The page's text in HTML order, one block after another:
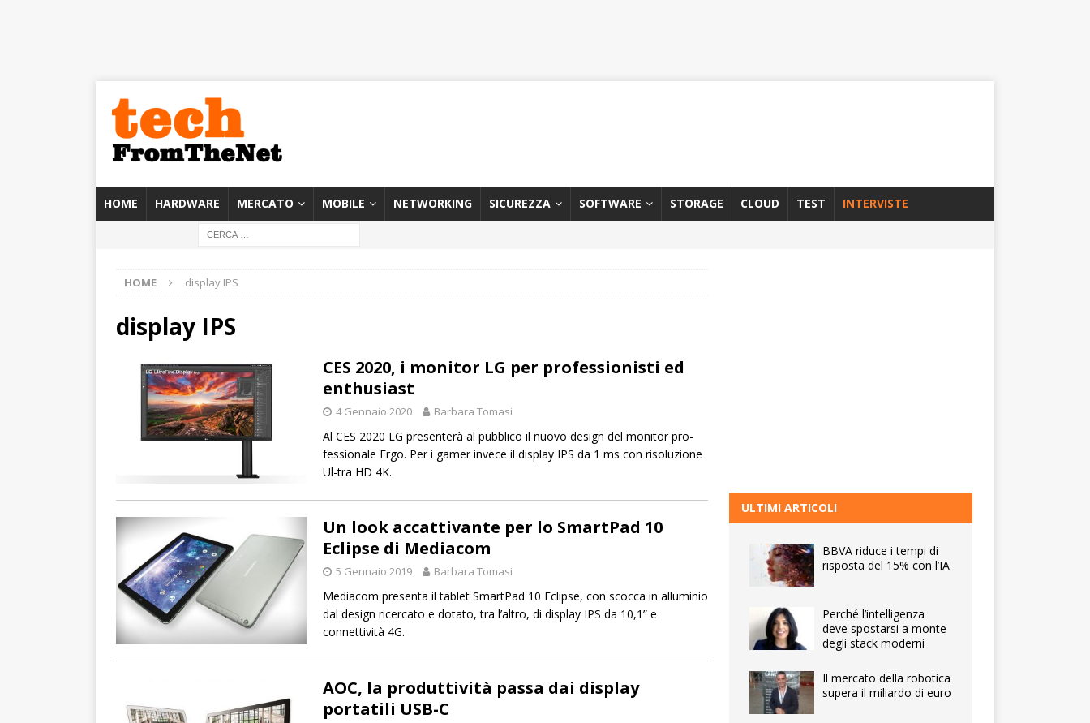
HOME HARDWARE MERCATO MOBILE NETWORKING SICUREZZA SOFTWARE STORAGE CLOUD TEST INTERVISTE
HOME display IPS
display IPS
CES 2020, i monitor LG per professionisti ed
enthusiast
4 Gennaio 2020 Barbara Tomasi
Al CES 2020 LG presenterà al pubblico il nuovo design del monitor pro-
fessionale Ergo. Per i gamer invece il display IPS da 1 ms con risoluzione
Ul-tra HD 4K.
Un look accattivante per lo SmartPad 10
Eclipse di Mediacom
5 Gennaio 2019 Barbara Tomasi
Mediacom presenta il tablet SmartPad 10 Eclipse, con scocca in alluminio
dal design ricercato e dotato, tra l’altro, di display IPS da 10,1” e
connettività 4G.
AOC, la produttività passa dai display
portatili USB-C
ULTIMI ARTICOLI
BBVA riduce i tempi di
risposta del 15% con l’IA
Perché l’intelligenza
deve spostarsi a monte
degli stack moderni
Il mercato della robotica
supera il miliardo di euro